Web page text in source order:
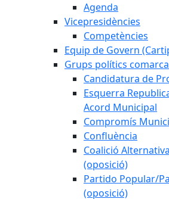
Agenda
Vicepresidències
Competències
Equip de Govern
Grups polítics
Candidatura de
Esquerra
Acord Municipal
Compromís
Confluència
Coalició
(oposició)
Partido Popular/
(oposició)